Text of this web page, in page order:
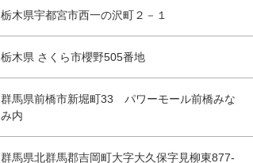
栃木県宇都宮市西一の沢町２－１
栃木県 さくら市櫻野505番地
群馬県前橋市新堀町33 パワーモール前橋みな
み内
群馬県北群馬郡吉岡町大字大久保字見柳東877-